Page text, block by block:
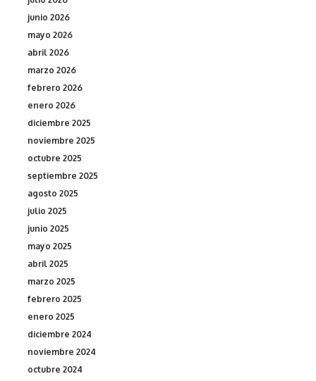
junio 2026
mayo 2026
abril 2026
marzo 2026
febrero 2026
enero 2026
diciembre 2025
noviembre 2025
octubre 2025
septiembre 2025
agosto 2025
julio 2025
junio 2025
mayo 2025
abril 2025
marzo 2025
febrero 2025
enero 2025
diciembre 2024
noviembre 2024
octubre 2024